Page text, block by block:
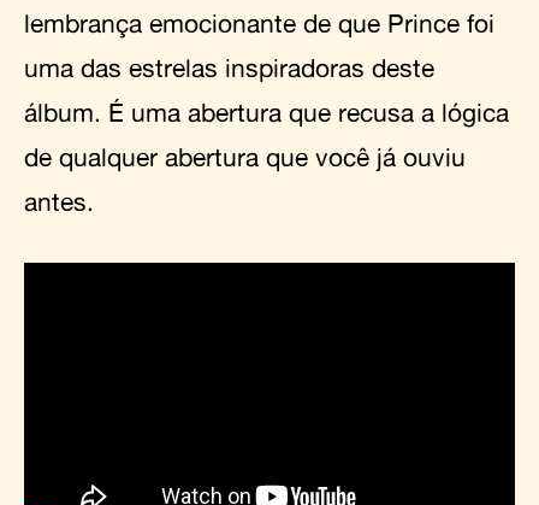
lembrança emocionante de que Prince foi
uma das estrelas inspiradoras deste
álbum. É uma abertura que recusa a lógica
de qualquer abertura que você já ouviu
antes.